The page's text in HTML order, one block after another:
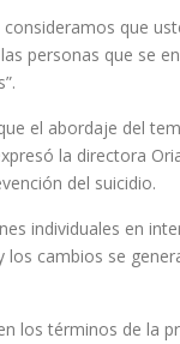
que
personas que se
el abordaje del
la directora
del suicidio.
individuales en
cambios se
los términos de la